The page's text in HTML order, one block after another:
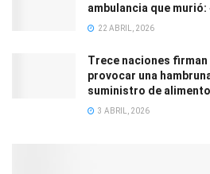
ambulancia que
22 ABRIL, 2026
Trece naciones firman
provocar una
suministro de
3 ABRIL, 2026